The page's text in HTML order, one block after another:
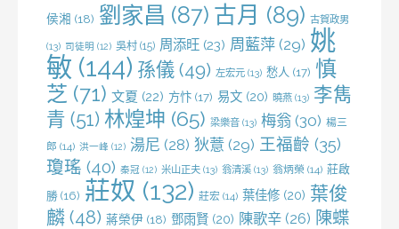
侯湘 (18) 劉家昌 (87) 古月 (89) 古賀政男
(13) 司徒明 (12) 吳村 (15) 周添旺 (23) 周藍萍 (29) 姚
敏 (144) 孫儀 (49) 左宏元 (13) 愁人 (17) 慎
芝 (71) 文夏 (22) 方忭 (17) 易文 (20) 曉燕 (13) 李雋
青 (51) 林煌坤 (65) 梁樂音 (13) 梅翁 (30) 楊三
郎 (14) 洪一峰 (12) 湯尼 (28) 狄薏 (29) 王福齡 (35)
瓊瑤 (40) 秦冠 (12) 米山正夫 (13) 翁清溪 (13) 翁炳榮 (14) 莊啟
勝 (16) 莊奴 (132) 莊宏 (14) 葉佳修 (20) 葉俊
麟 (48) 蔣榮伊 (18) 鄧雨賢 (20) 陳歌辛 (26) 陳蝶